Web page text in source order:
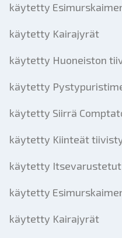
käytetty
käytetty Kairajyrät
käytetty Huoneiston
käytetty
käytetty Siirrä
käytetty Kiinteät
käytetty
käytetty
käytetty Kairajyrät